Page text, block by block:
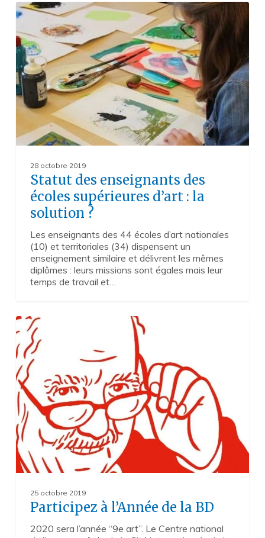
Statut
des
enseignants
des
écoles
supérieures
d’art :
la
solution ?
28 octobre 2019
Statut des enseignants des
écoles supérieures d’art : la
solution ?
Les enseignants des 44 écoles d’art nationales
(10) et territoriales (34) dispensent un
enseignement similaire et délivrent les mêmes
diplômes : leurs missions sont égales mais leur
temps de travail et…
1
Participez
à
l’Année
de
la
BD
25 octobre 2019
Participez à l’Année de la BD
2020 sera l’année “9e art”. Le Centre national